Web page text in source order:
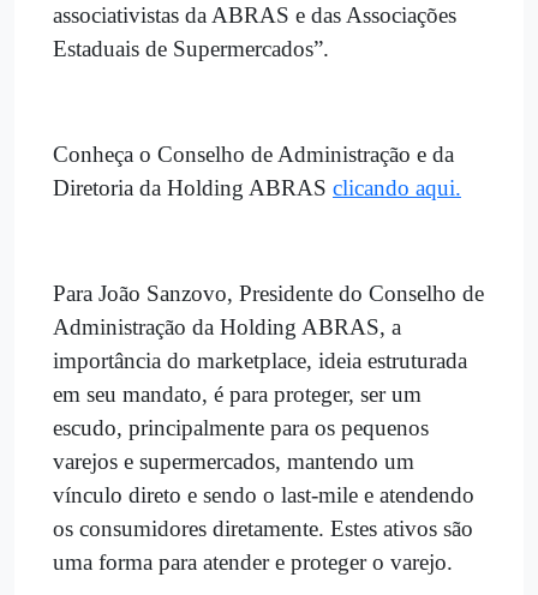
associativistas da ABRAS e das Associações
Estaduais de Supermercados”.
Conheça o Conselho de Administração e da
Diretoria da Holding ABRAS clicando aqui.
Para João Sanzovo, Presidente do Conselho de
Administração da Holding ABRAS, a
importância do marketplace, ideia estruturada
em seu mandato, é para proteger, ser um
escudo, principalmente para os pequenos
varejos e supermercados, mantendo um
vínculo direto e sendo o last-mile e atendendo
os consumidores diretamente. Estes ativos são
uma forma para atender e proteger o varejo.